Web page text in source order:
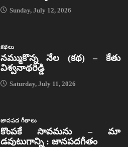
Sunday, July 12, 2026
కథలు
నమ్ముకొన్న నేల (కథ) – కేతు
విశ్వనాథరెడ్డి
Saturday, July 11, 2026
జానపద గీతాలు
కొంపకే సావమను – మా
డవుటుగాన్ని : జానపదగీతం